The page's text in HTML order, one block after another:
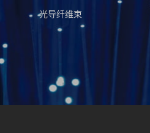
光导纤维束